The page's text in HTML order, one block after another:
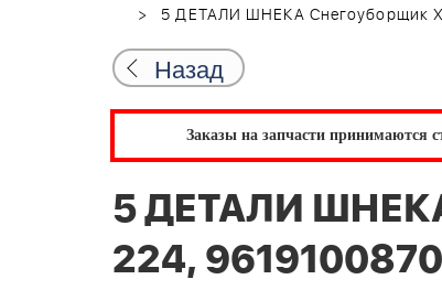
5 ДЕТАЛИ ШНЕКА Снегоуборщик
Назад
Заказы на запчасти принимаются
5 ДЕТАЛИ
224,